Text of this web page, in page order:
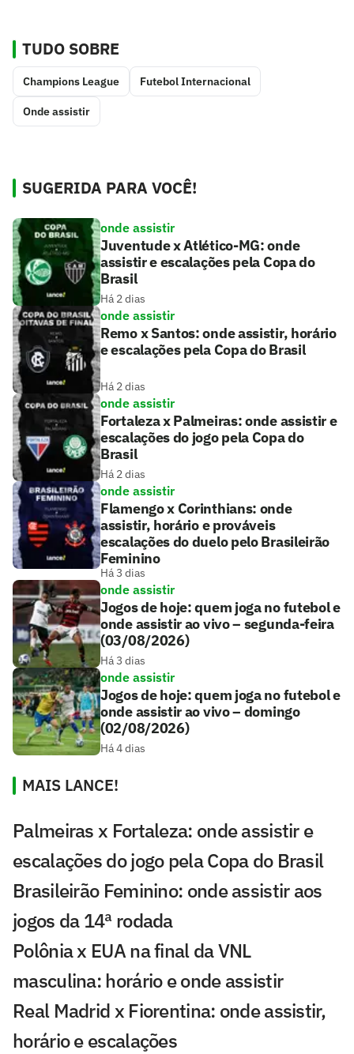
TUDO SOBRE
Champions League Futebol Internacional
Onde assistir
SUGERIDA PARA VOCÊ!
onde assistir
Juventude x Atlético-MG: onde
assistir e escalações pela Copa do
Brasil
Há 2 dias
onde assistir
Remo x Santos: onde assistir, horário
e escalações pela Copa do Brasil
Há 2 dias
onde assistir
Fortaleza x Palmeiras: onde assistir e
escalações do jogo pela Copa do
Brasil
Há 2 dias
onde assistir
Flamengo x Corinthians: onde
assistir, horário e prováveis
escalações do duelo pelo Brasileirão
Feminino
Há 3 dias
onde assistir
Jogos de hoje: quem joga no futebol e
onde assistir ao vivo – segunda-feira
(03/08/2026)
Há 3 dias
onde assistir
Jogos de hoje: quem joga no futebol e
onde assistir ao vivo – domingo
(02/08/2026)
Há 4 dias
MAIS LANCE!
Palmeiras x Fortaleza: onde assistir e
escalações do jogo pela Copa do Brasil
Brasileirão Feminino: onde assistir aos
jogos da 14ª rodada
Polônia x EUA na final da VNL
masculina: horário e onde assistir
Real Madrid x Fiorentina: onde assistir,
horário e escalações